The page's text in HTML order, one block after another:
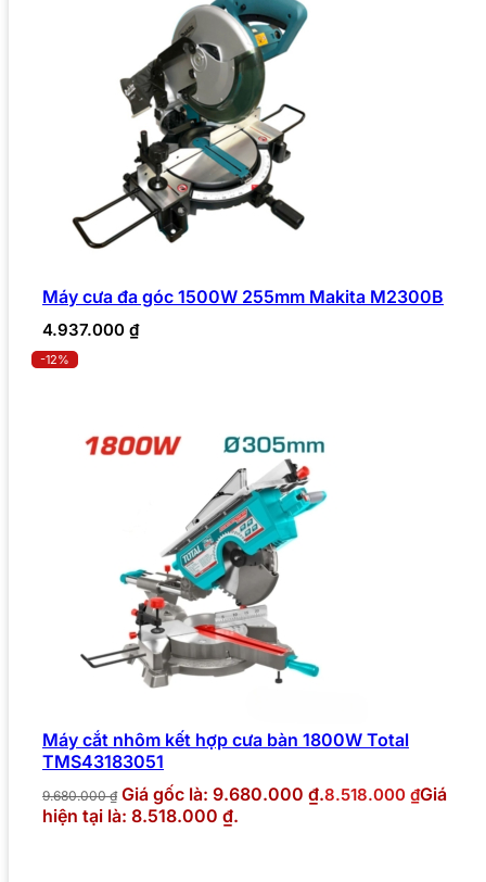
Máy cưa đa góc 1500W 255mm Makita M2300B
4.937.000 ₫
-12%
Máy cắt nhôm kết hợp cưa bàn 1800W Total
TMS43183051
9.680.000₫ Giá gốc là: 9.680.000 ₫.8.518.000 ₫Giá
hiện tại là: 8.518.000 ₫.